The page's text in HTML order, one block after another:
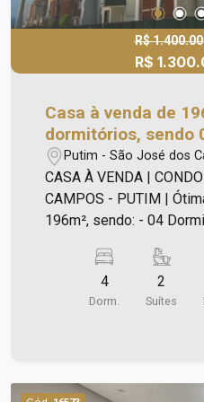
e pista de caminhada; Aceita permuta sob
R$
R$
Casa à venda de
dormitórios, sendo
vagas de garagem |
Vereda dos
dos Campos |
Putim - São José dos
CASA À VENDA |
CAMPOS - PUTIM | Ótima casa à venda de
196m², sendo: - 04
térreo, 01 suíte no
Arquitetônico Solange
583.762,84m²; - Áreas
4
Dorm.
2
Suítes